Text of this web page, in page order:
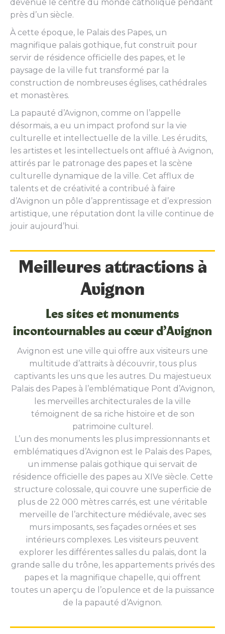
devenue le centre du monde catholique pendant
près d’un siècle.
À cette époque, le Palais des Papes, un
magnifique palais gothique, fut construit pour
servir de résidence officielle des papes, et le
paysage de la ville fut transformé par la
construction de nombreuses églises, cathédrales
et monastères.
La papauté d’Avignon, comme on l’appelle
désormais, a eu un impact profond sur la vie
culturelle et intellectuelle de la ville. Les érudits,
les artistes et les intellectuels ont afflué à Avignon,
attirés par le patronage des papes et la scène
culturelle dynamique de la ville. Cet afflux de
talents et de créativité a contribué à faire
d’Avignon un pôle d’apprentissage et d’expression
artistique, une réputation dont la ville continue de
jouir aujourd’hui.
Meilleures attractions à
Avignon
Les sites et monuments
incontournables au cœur d’Avignon
Avignon est une ville qui offre aux visiteurs une
multitude d’attraits à découvrir, tous plus
captivants les uns que les autres. Du majestueux
Palais des Papes à l’emblématique Pont d’Avignon,
les merveilles architecturales de la ville
témoignent de sa riche histoire et de son
patrimoine culturel.
L’un des monuments les plus impressionnants et
emblématiques d’Avignon est le Palais des Papes,
un immense palais gothique qui servait de
résidence officielle des papes au XIVe siècle. Cette
structure colossale, qui couvre une superficie de
plus de 22 000 mètres carrés, est une véritable
merveille de l’architecture médiévale, avec ses
murs imposants, ses façades ornées et ses
intérieurs complexes. Les visiteurs peuvent
explorer les différentes salles du palais, dont la
grande salle du trône, les appartements privés des
papes et la magnifique chapelle, qui offrent
toutes un aperçu de l’opulence et de la puissance
de la papauté d’Avignon.